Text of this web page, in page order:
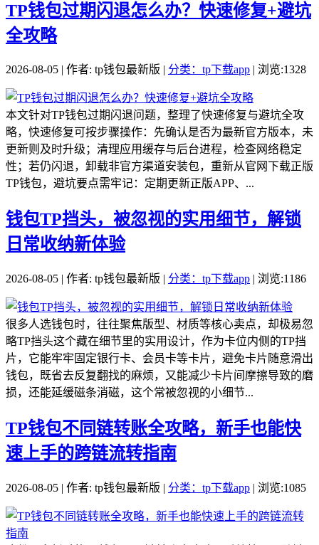
TP钱包过期闪退怎么办？快速修复+避坑
全攻略
2026-08-05 | 作者: tp钱包最新版 | 分类：tp下载app | 浏览:1328
本文针对TP钱包过期闪退问题，整理了快速修复与避坑全攻
略，快速修复可按步骤操作：先确认是否为最新官方版本，未
更新则及时升级；清理应用缓存与后台进程，检查网络稳定
性；若仍闪退，卸载非官方渠道安装包，重新从官网下载正版
TP钱包，避坑要点需牢记：定期更新正版APP、...
钱包TP挡头，被忽视的实用细节，解锁
日常收纳新体验
2026-08-05 | 作者: tp钱包最新版 | 分类：tp下载app | 浏览:1186
很多人选钱包时，往往聚焦版型、材质等核心卖点，却极易忽
略TP挡头这个藏在细节里的实用设计，作为卡位内侧的TP挡
片，它能牢牢固定银行卡、会员卡等卡片，避免卡片随意滑出
钱包，既省去反复翻找的麻烦，又能减少卡片间摩擦导致的磨
损，还能延缓磁条消磁，这个常被忽视的小细节...
TP钱包不同链转账全攻略，新手也能快
速上手的跨链流转指南
2026-08-05 | 作者: tp钱包最新版 | 分类：tp下载app | 浏览:1085